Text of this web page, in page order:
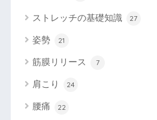
ストレッチの基礎知識 27
姿勢 21
筋膜リリース 7
肩こり 24
腰痛 22